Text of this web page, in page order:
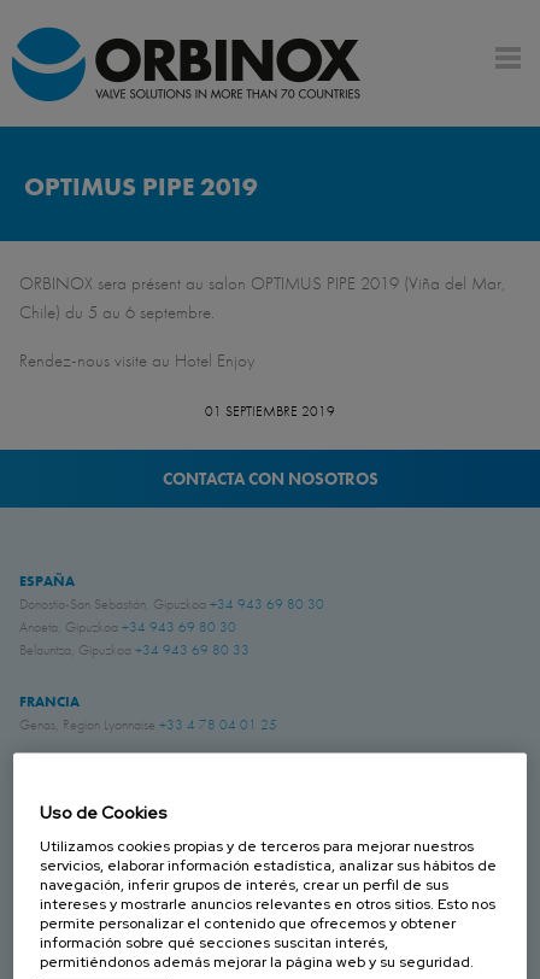
OPTIMUS PIPE 2019
ORBINOX sera présent au salon OPTIMUS PIPE 2019 (Viña del Mar,
Chile) du 5 au 6 septembre.
Rendez-nous visite au Hotel Enjoy
01 SEPTIEMBRE 2019
CONTACTA CON NOSOTROS
ESPAÑA
Donostia-San Sebastián, Gipuzkoa +34 943 69 80 30
Anoeta, Gipuzkoa +34 943 69 80 30
Belauntza, Gipuzkoa +34 943 69 80 33
FRANCIA
Genas, Region Lyonnaise +33 4 78 04 01 25
REINO UNIDO
Chichester, West Sussex+44 (0) 1243 810240
Eastwood, Nottingham
+44 (0) 115 9324046
CANADÁ
Uso de Cookies
Utilizamos cookies propias y de terceros para mejorar nuestros
servicios, elaborar información estadística, analizar sus hábitos de
navegación, inferir grupos de interés, crear un perfil de sus
intereses y mostrarle anuncios relevantes en otros sitios. Esto nos
permite personalizar el contenido que ofrecemos y obtener
información sobre qué secciones suscitan interés,
permitiéndonos además mejorar la página web y su seguridad.